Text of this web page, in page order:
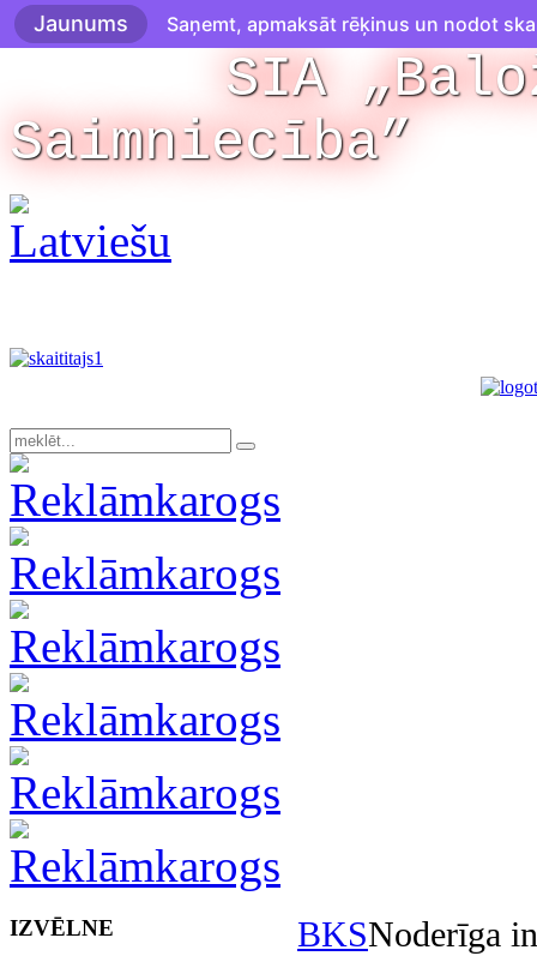
SIA
Saimniecība”
BKSNoderīga
IZVĒLNE
Jaunums Saņemt, apmaksāt rēķinus un nodot